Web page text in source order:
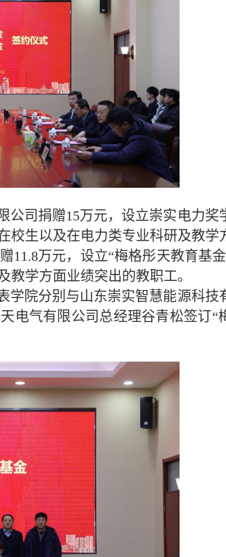
司捐赠15万元，设立崇实电力奖
校生以及在电力类专业科研及教学
11.8万元，设立“梅格彤天教育基
学方面业绩突出的教职工。
学院分别与山东崇实智慧能源科技
电气有限公司总经理谷青松签订“